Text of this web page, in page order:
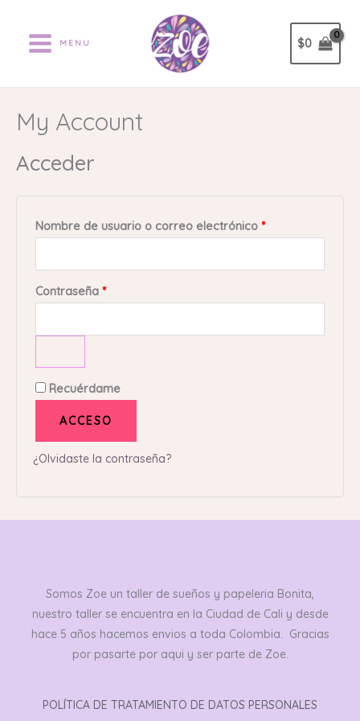
contenido
MENU $0
My Account
Acceder
Nombre de usuario o correo electrónico *
Contraseña *
Recuérdame
ACCESO
¿Olvidaste la contraseña?
Somos Zoe un taller de sueños y papeleria Bonita,
nuestro taller se encuentra en la Ciudad de Cali y desde
hace 5 años hacemos envios a toda Colombia. Gracias
por pasarte por aqui y ser parte de Zoe.
POLÍTICA DE TRATAMIENTO DE DATOS PERSONALES